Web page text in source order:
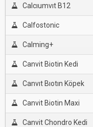
Calcıumvıt B12
Calfostonic
Calming+
Canvit Biotin Kedi
Canvıt Bıotın Köpek
Canvit Biotin Maxi
Canvit Chondro Kedi